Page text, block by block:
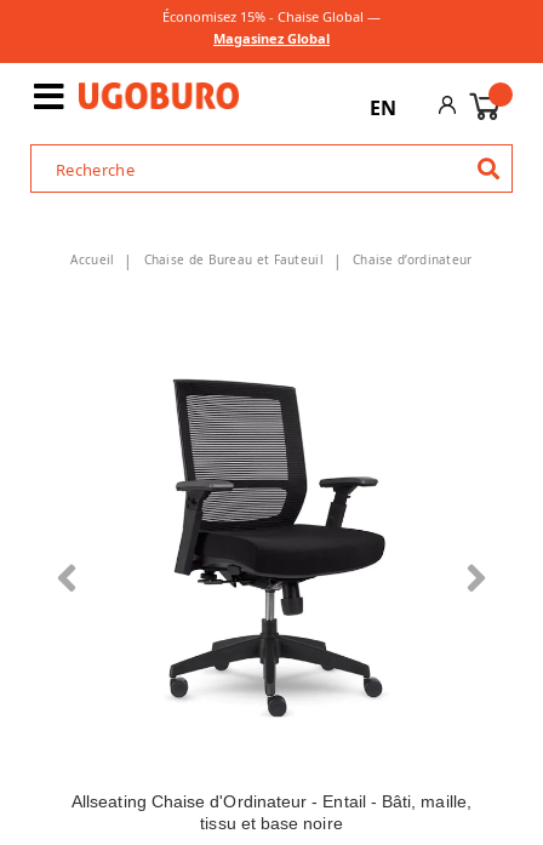
Économisez 15% - Chaise Global —
Magasinez Global
EN
Accueil Chaise de Bureau et Fauteuil Chaise d’ordinateur
Allseating Chaise d'Ordinateur - Entail - Bâti, maille,
tissu et base noire